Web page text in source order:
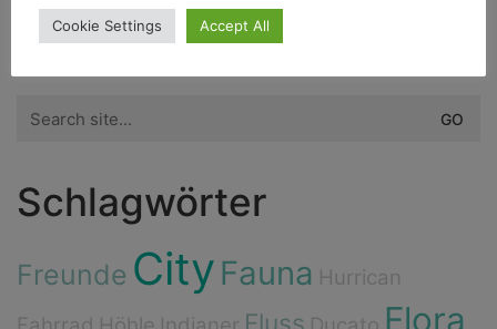
for:
Schlagwörter
Freunde City Fauna Hurrican
Flora
Cookie Settings Accept All